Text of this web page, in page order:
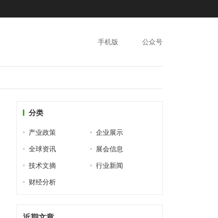
手机版 公众号
分类
产业政策 企业展示
全球资讯 展会信息
技术文摘 行业新闻
财经分析